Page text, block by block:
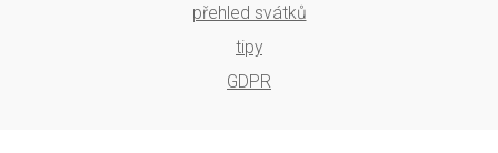
přehled svátků
tipy
GDPR